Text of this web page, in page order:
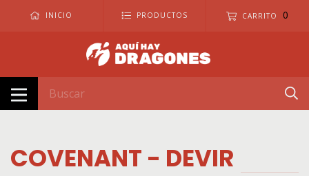
INICIO PRODUCTOS CARRITO 0
COVENANT - DEVIR